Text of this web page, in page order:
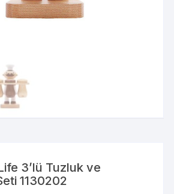
3’lü Tuzluk ve
1130202